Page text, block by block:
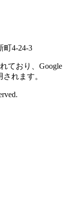
町4-24-3
ており、Google
されます。